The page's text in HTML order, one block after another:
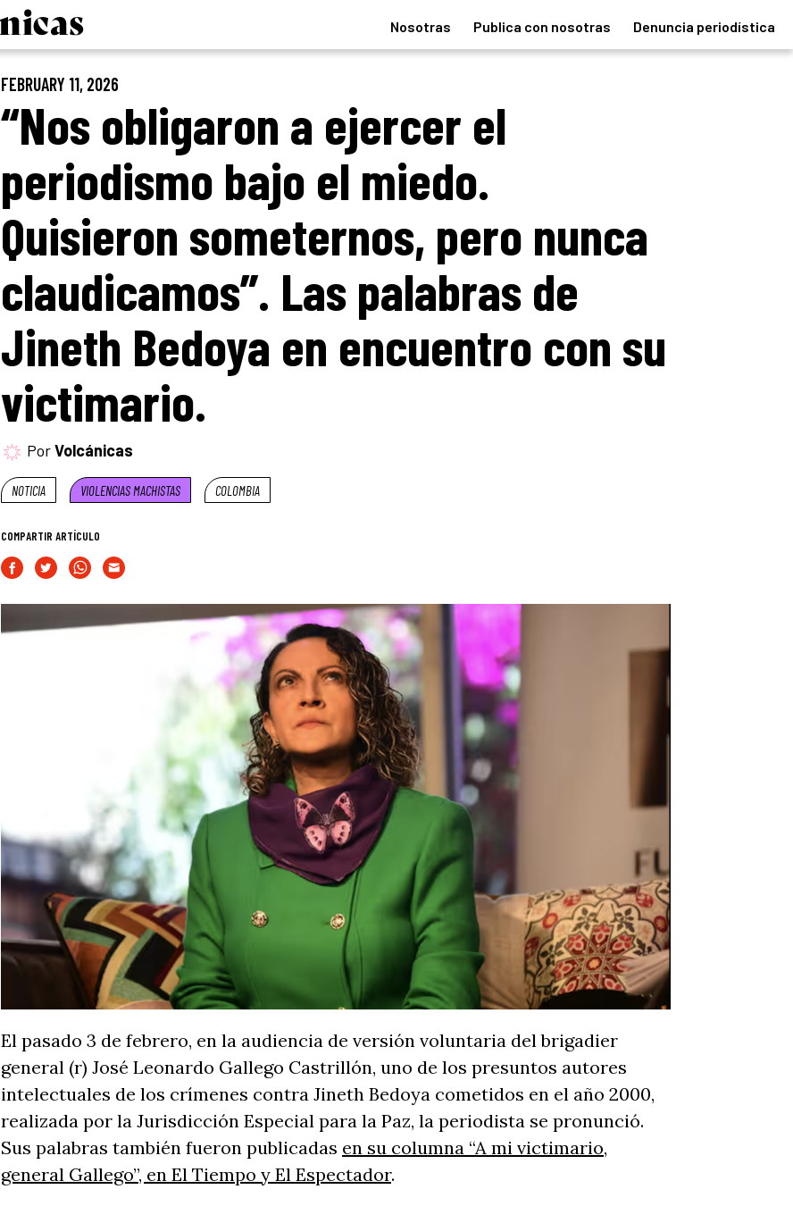
Nosotras Publica con nosotras Denuncia periodística
FEBRUARY 11, 2026
“Nos obligaron a ejercer el
periodismo bajo el miedo.
Quisieron someternos, pero nunca
claudicamos”. Las palabras de
Jineth Bedoya en encuentro con su
victimario.
PorVolcánicas
NOTICIA VIOLENCIAS MACHISTAS COLOMBIA
COMPARTIR ARTÍCULO
El pasado 3 de febrero, en la audiencia de versión voluntaria del brigadier
general (r) José Leonardo Gallego Castrillón, uno de los presuntos autores
intelectuales de los crímenes contra Jineth Bedoya cometidos en el año 2000,
realizada por la Jurisdicción Especial para la Paz, la periodista se pronunció.
Sus palabras también fueron publicadas en su columna “A mi victimario,
general Gallego”, en El Tiempo y El Espectador.